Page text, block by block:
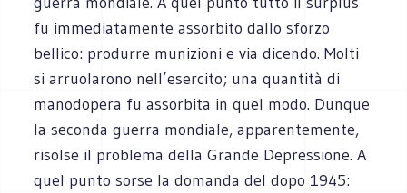
fu immediatamente assorbito dallo sforzo
bellico: produrre munizioni e via dicendo. Molti
si arruolarono nell’esercito; una quantità di
manodopera fu assorbita in quel modo. Dunque
la seconda guerra mondiale, apparentemente,
risolse il problema della Grande Depressione. A
quel punto sorse la domanda del dopo 1945: